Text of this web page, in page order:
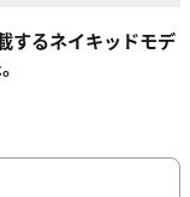
するネイキッドモデ